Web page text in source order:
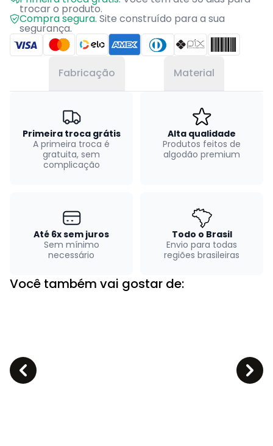
trocar o produto.
Compra segura. Site construído para a sua
segurança.
Fabricação Material
Primeira troca grátis
A primeira troca é
gratuita, sem
complicação
Alta qualidade
Produtos feitos de
algodão premium
Até 6x sem juros
Sem mínimo
necessário
Todo o Brasil
Envio para todas
regiões brasileiras
Você também vai gostar de: